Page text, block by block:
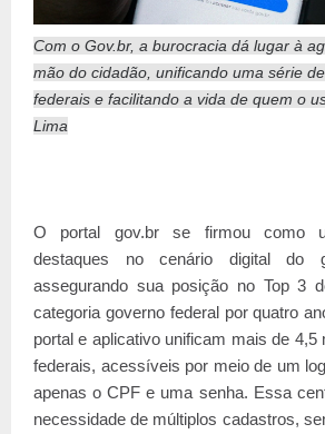
Com o Gov.br, a burocracia dá lugar à
mão do cidadão, unificando uma série
federais e facilitando a vida de quem o
Lima
O portal gov.br se firmou como
destaques no cenário digital do
assegurando sua posição no Top 3
categoria governo federal por quatro
portal e aplicativo unificam mais de 4,5
federais, acessíveis por meio de um
apenas o CPF e uma senha. Essa
necessidade de múltiplos cadastros,